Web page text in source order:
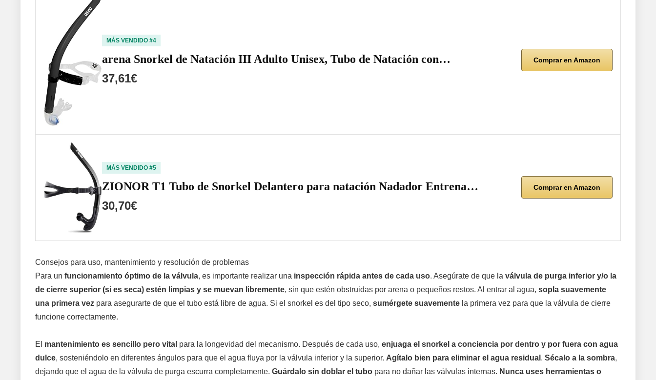
MÁS VENDIDO #4
arena Snorkel de Natación III Adulto Unisex, Tubo de Natación con…
37,61€
Comprar en Amazon
MÁS VENDIDO #5
ZIONOR T1 Tubo de Snorkel Delantero para natación Nadador Entrena…
30,70€
Comprar en Amazon
Consejos para uso, mantenimiento y resolución de problemas
Para un funcionamiento óptimo de la válvula, es importante realizar una inspección rápida antes de cada uso. Asegúrate de que la válvula de purga inferior y/o la
de cierre superior (si es seca) estén limpias y se muevan libremente, sin que estén obstruidas por arena o pequeños restos. Al entrar al agua, sopla suavemente
una primera vez para asegurarte de que el tubo está libre de agua. Si el snorkel es del tipo seco, sumérgete suavemente la primera vez para que la válvula de cierre
funcione correctamente.
El mantenimiento es sencillo pero vital para la longevidad del mecanismo. Después de cada uso, enjuaga el snorkel a conciencia por dentro y por fuera con agua
dulce, sosteniéndolo en diferentes ángulos para que el agua fluya por la válvula inferior y la superior. Agítalo bien para eliminar el agua residual . Sécalo a la sombra,
dejando que el agua de la válvula de purga escurra completamente. Guárdalo sin doblar el tubo para no dañar las válvulas internas. Nunca uses herramientas o